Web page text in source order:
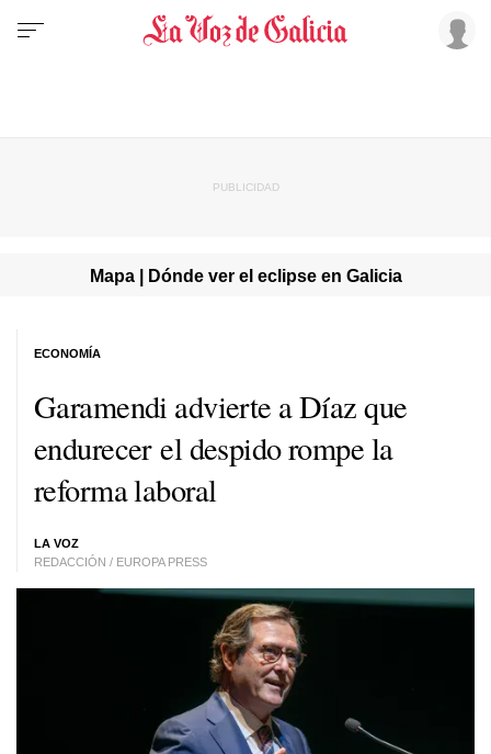
Mapa | Dónde ver el eclipse en Galicia
Garamendi advierte a Díaz que
endurecer el despido rompe la
reforma laboral
LA VOZ
REDACCIÓN / EUROPA PRESS
ECONOMÍA